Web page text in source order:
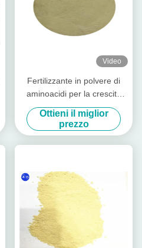
Video
Fertilizzante in polvere di
aminoacidi per la crescita
delle colture PH 4-6 come
condizionatore alcalino del
suolo
Ottieni il miglior
prezzo